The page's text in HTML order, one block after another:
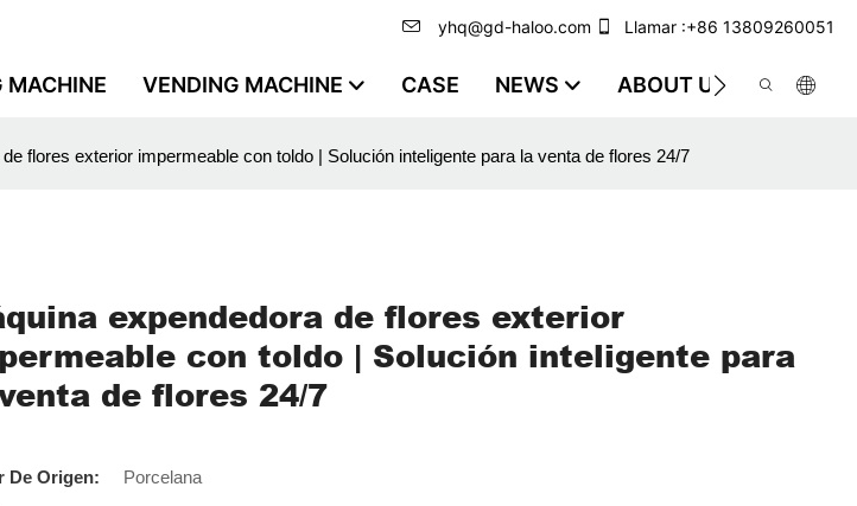
yhq@gd-haloo.com Llamar :+86 13809260051
MACHINE VENDING MACHINE CASE NEWS ABOUT US VIDEO
flores exterior impermeable con toldo | Solución inteligente para la venta de flores 24/7
expendedora de flores exterior
con toldo | Solución inteligente para
de flores 24/7
De Origen: Porcelana